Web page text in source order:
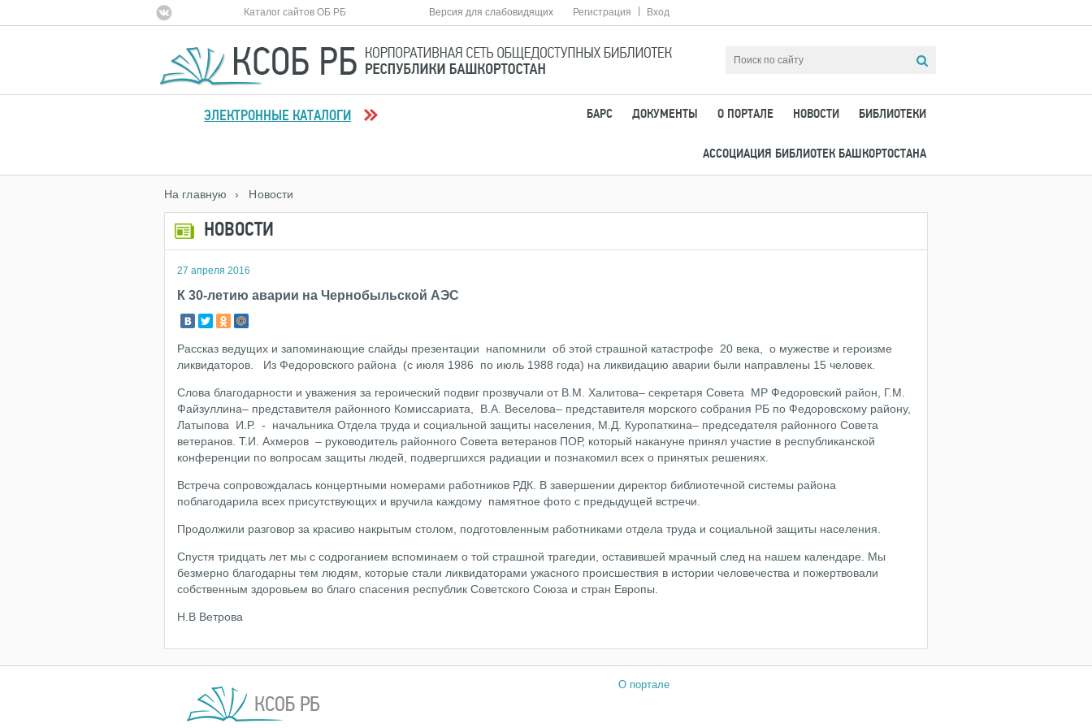
Каталог сайтов ОБ РБ Версия для слабовидящих Вход
Регистрация
ЭЛЕКТРОННЫЕ КАТАЛОГИ БИБЛИОТЕКИ
НОВОСТИ
О ПОРТАЛЕ
ДОКУМЕНТЫ
БАРС
АССОЦИАЦИЯ БИБЛИОТЕК БАШКОРТОСТАНА
На главную › Новости
НОВОСТИ
27 апреля 2016
К 30-летию аварии на Чернобыльской АЭС
Рассказ ведущих и запоминающие слайды презентации напомнили об этой страшной катастрофе 20 века, о мужестве и героизме
ликвидаторов. Из Федоровского района (с июля 1986 по июль 1988 года) на ликвидацию аварии были направлены 15 человек.
Слова благодарности и уважения за героический подвиг прозвучали от В.М. Халитова– секретаря Совета МР Федоровский район, Г.М.
Файзуллина– представителя районного Комиссариата, В.А. Веселова– представителя морского собрания РБ по Федоровскому району,
Латыпова И.Р. - начальника Отдела труда и социальной защиты населения, М.Д. Куропаткина– председателя районного Совета
ветеранов. Т.И. Ахмеров – руководитель районного Совета ветеранов ПОР, который накануне принял участие в республиканской
конференции по вопросам защиты людей, подвергшихся радиации и познакомил всех о принятых решениях.
Встреча сопровождалась концертными номерами работников РДК. В завершении директор библиотечной системы района
поблагодарила всех присутствующих и вручила каждому памятное фото с предыдущей встречи.
Продолжили разговор за красиво накрытым столом, подготовленным работниками отдела труда и социальной защиты населения.
Спустя тридцать лет мы с содроганием вспоминаем о той страшной трагедии, оставившей мрачный след на нашем календаре. Мы
безмерно благодарны тем людям, которые стали ликвидаторами ужасного происшествия в истории человечества и пожертвовали
собственным здоровьем во благо спасения республик Советского Союза и стран Европы.
Н.В Ветрова
О портале